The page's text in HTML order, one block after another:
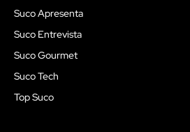
Suco Apresenta
Suco Entrevista
Suco Gourmet
Suco Tech
Top Suco